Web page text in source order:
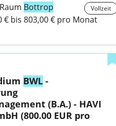
Bottrop Vollzeit
€ bis 803,00 € pro Monat
BWL -
(B.A.) - HAVI
(800.00 EUR pro